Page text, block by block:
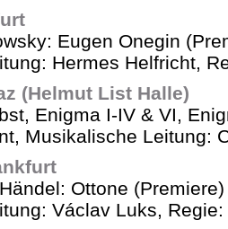
Eugen Onegin
Hermes Helfricht,
(Helmut List Halle)
Enigma I-IV & VI,
Musikalische Leitung:
Ottone (Premiere)
Václav Luks,